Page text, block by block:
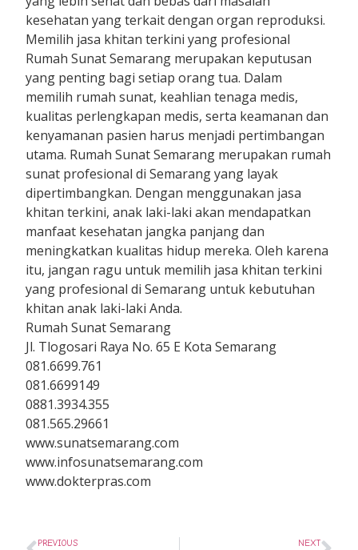
kesehatan yang terkait dengan organ reproduksi.
Memilih jasa khitan terkini yang profesional
Rumah Sunat Semarang merupakan keputusan
yang penting bagi setiap orang tua. Dalam
memilih rumah sunat, keahlian tenaga medis,
kualitas perlengkapan medis, serta keamanan dan
kenyamanan pasien harus menjadi pertimbangan
utama. Rumah Sunat Semarang merupakan rumah
sunat profesional di Semarang yang layak
dipertimbangkan. Dengan menggunakan jasa
khitan terkini, anak laki-laki akan mendapatkan
manfaat kesehatan jangka panjang dan
meningkatkan kualitas hidup mereka. Oleh karena
itu, jangan ragu untuk memilih jasa khitan terkini
yang profesional di Semarang untuk kebutuhan
khitan anak laki-laki Anda.
Rumah Sunat Semarang
Jl. Tlogosari Raya No. 65 E Kota Semarang
081.6699.761
081.6699149
0881.3934.355
081.565.29661
www.sunatsemarang.com
www.infosunatsemarang.com
www.dokterpras.com
PREVIOUS NEXT